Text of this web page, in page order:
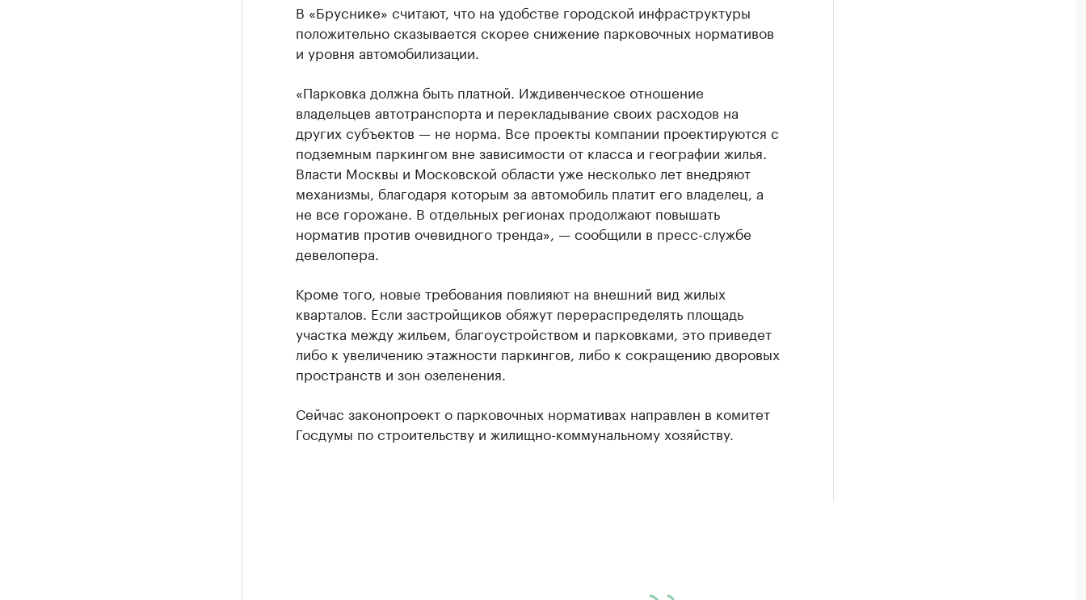
В «Бруснике» считают, что на удобстве городской инфраструктуры
положительно сказывается скорее снижение парковочных нормативов
и уровня автомобилизации.
«Парковка должна быть платной. Иждивенческое отношение
владельцев автотранспорта и перекладывание своих расходов на
других субъектов — не норма. Все проекты компании проектируются с
подземным паркингом вне зависимости от класса и географии жилья.
Власти Москвы и Московской области уже несколько лет внедряют
механизмы, благодаря которым за автомобиль платит его владелец, а
не все горожане. В отдельных регионах продолжают повышать
норматив против очевидного тренда», — сообщили в пресс-службе
девелопера.
Кроме того, новые требования повлияют на внешний вид жилых
кварталов. Если застройщиков обяжут перераспределять площадь
участка между жильем, благоустройством и парковками, это приведет
либо к увеличению этажности паркингов, либо к сокращению дворовых
пространств и зон озеленения.
Сейчас законопроект о парковочных нормативах направлен в комитет
Госдумы по строительству и жилищно-коммунальному хозяйству.